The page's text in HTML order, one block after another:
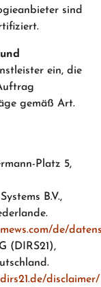
sind
ein, die
gemäß Art.
Platz 5,
B.V.,
de/
(DIRS21),
disclaimer/